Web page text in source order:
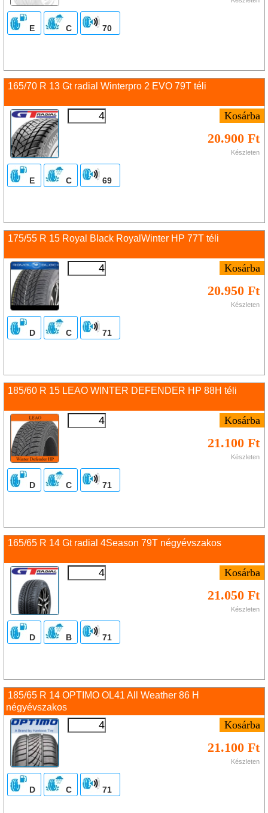
E C 70
165/70 R 13 Gt radial Winterpro 2 EVO 79T téli
20.900 Ft
Készleten
E C 69
175/55 R 15 Royal Black RoyalWinter HP 77T téli
20.950 Ft
Készleten
D C 71
185/60 R 15 LEAO WINTER DEFENDER HP 88H téli
21.100 Ft
Készleten
D C 71
165/65 R 14 Gt radial 4Season 79T négyévszakos
21.050 Ft
Készleten
D B 71
185/65 R 14 OPTIMO OL41 All Weather 86 H
négyévszakos
21.100 Ft
Készleten
D C 71